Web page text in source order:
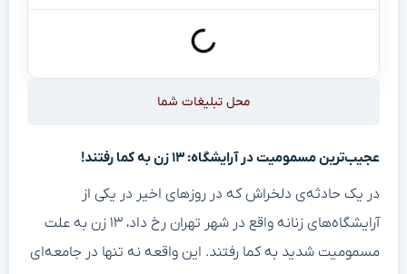
محل تبلیغات شما
عجیب‌ترین مسمومیت در آرایشگاه: ۱۳ زن به کما رفتند!
در یک حادثه‌ی دلخراش که در روزهای اخیر در یکی از
آرایشگاه‌های زنانه واقع در شهر تهران رخ داد، ۱۳ زن به علت
مسمومیت شدید به کما رفتند. این واقعه نه تنها در جامعه‌ای